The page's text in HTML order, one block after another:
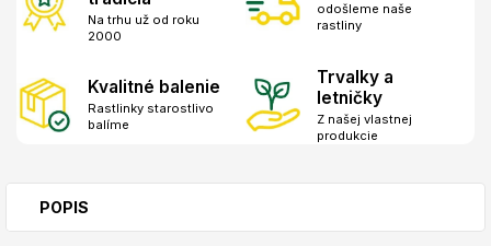
Na trhu už od roku
2000
odošleme naše
rastliny
Kvalitné balenie
Rastlinky starostlivo
balíme
Trvalky a
letničky
Z našej vlastnej
produkcie
POPIS